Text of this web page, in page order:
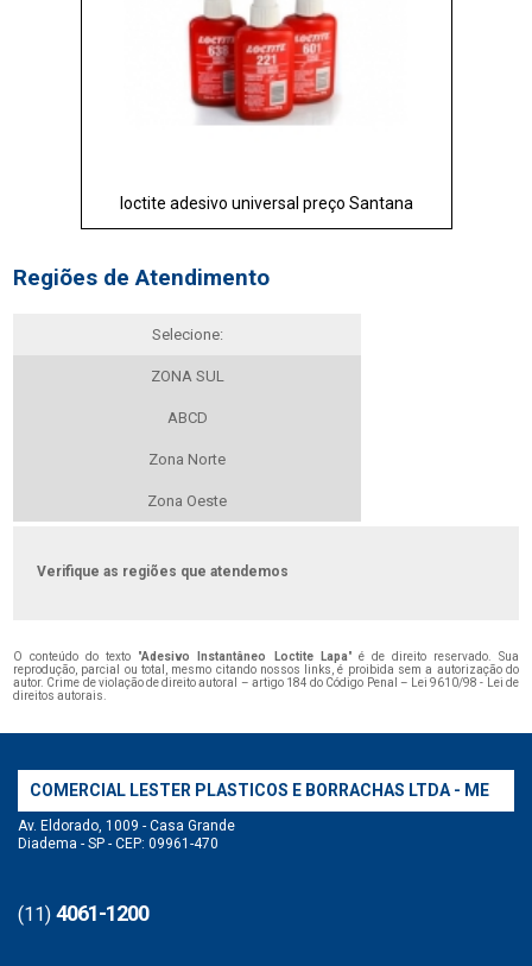
loctite adesivo universal preço Santana
Regiões de Atendimento
Selecione:
ZONA SUL
ABCD
Zona Norte
Zona Oeste
Verifique as regiões que atendemos
O conteúdo do texto "Adesivo Instantâneo Loctite Lapa" é de direito reservado. Sua
reprodução, parcial ou total, mesmo citando nossos links, é proibida sem a autorização do
autor. Crime de violação de direito autoral – artigo 184 do Código Penal –
Lei 9610/98 - Lei de
direitos autorais
COMERCIAL LESTER PLASTICOS E BORRACHAS LTDA - ME
Av. Eldorado, 1009 - Casa Grande
Diadema - SP - CEP: 09961-470
(11) 4061-1200